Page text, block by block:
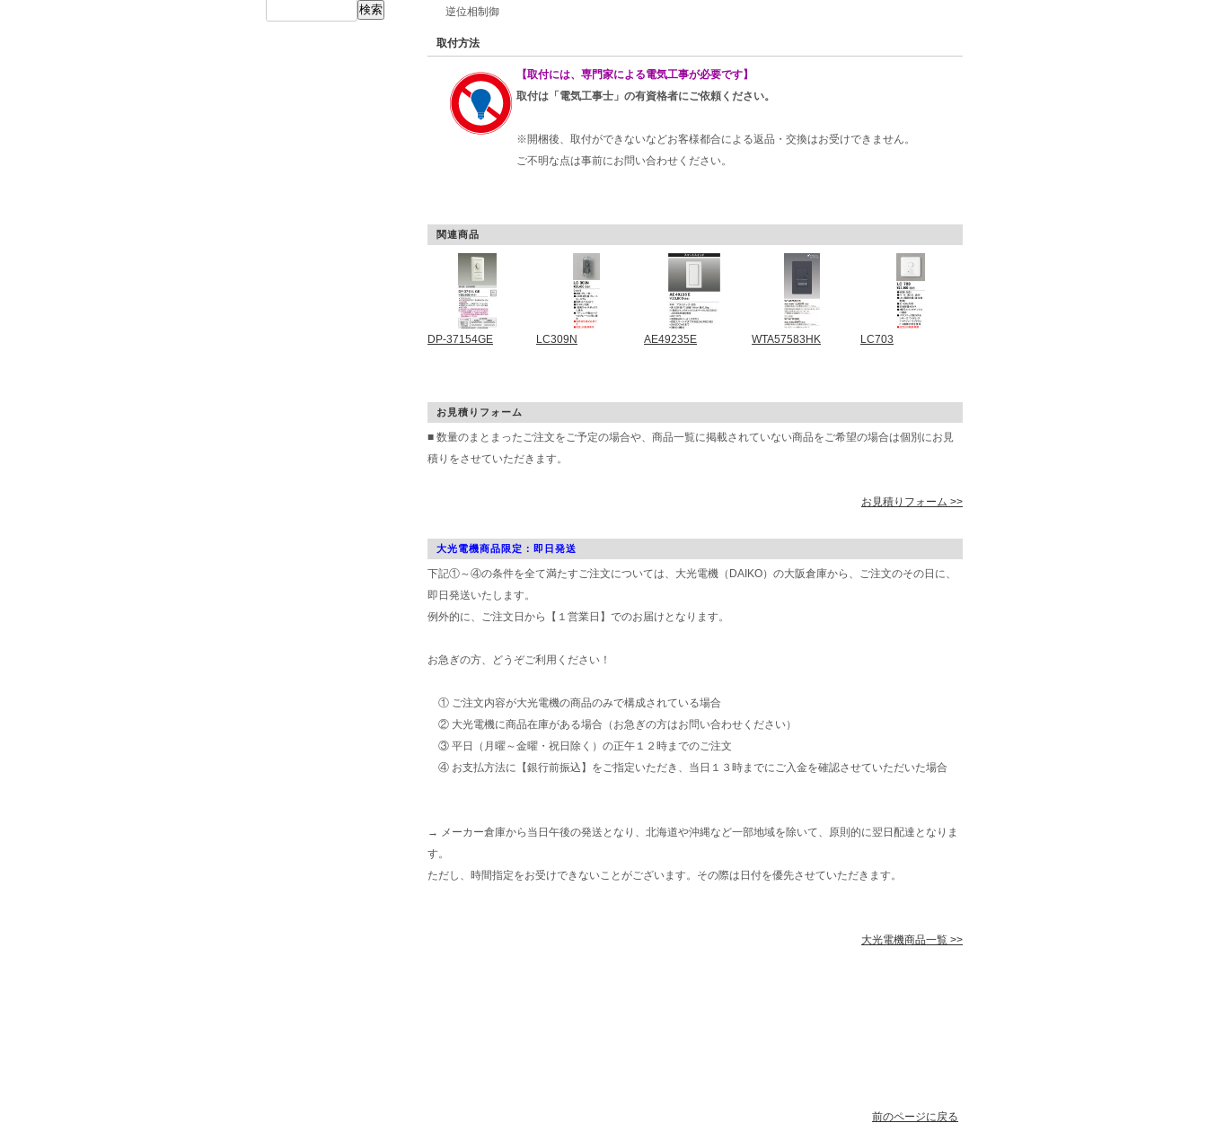
逆位相制御
取付方法
【取付には、専門家による電気工事が必要です】
取付は「電気工事士」の有資格者にご依頼ください。
※開梱後、取付ができないなどお客様都合による返品・交換はお受けできません。
ご不明な点は事前にお問い合わせください。
関連商品
DP-37154GE LC309N AE49235E WTA57583HK LC703
お見積りフォーム
■ 数量のまとまったご注文をご予定の場合や、商品一覧に掲載されていない商品をご希望の場合は個別にお見
積りをさせていただきます。
お見積りフォーム >>
大光電機商品限定：即日発送
下記①～④の条件を全て満たすご注文については、大光電機（DAIKO）の大阪倉庫から、ご注文のその日に、
即日発送いたします。
例外的に、ご注文日から【１営業日】でのお届けとなります。
お急ぎの方、どうぞご利用ください！
① ご注文内容が大光電機の商品のみで構成されている場合
② 大光電機に商品在庫がある場合（お急ぎの方はお問い合わせください）
③ 平日（月曜～金曜・祝日除く）の正午１２時までのご注文
④ お支払方法に【銀行前振込】をご指定いただき、当日１３時までにご入金を確認させていただいた場合
→ メーカー倉庫から当日午後の発送となり、北海道や沖縄など一部地域を除いて、原則的に翌日配達となりま
す。
ただし、時間指定をお受けできないことがございます。その際は日付を優先させていただきます。
大光電機商品一覧 >>
前のページに戻る